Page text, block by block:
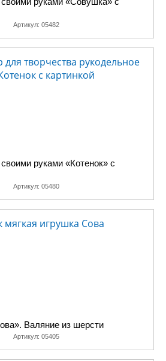
Артикул: 05482
руками «Котенок» с
Артикул: 05480
Валяние из шерсти
Артикул: 05405